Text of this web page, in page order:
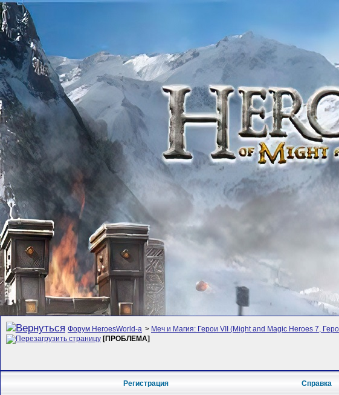
Форум HeroesWorld-а > Меч и Магия: Герои VII (Might and Magic Heroes 7,
[ПРОБЛЕМА]
Регистрация Справка